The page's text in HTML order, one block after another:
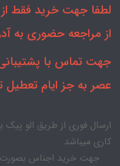
لطفا جهت خرید فقط
از مراجعه حضوری به
عصر به جز ایام
کاری میباشد.
جهت خرید اجناس